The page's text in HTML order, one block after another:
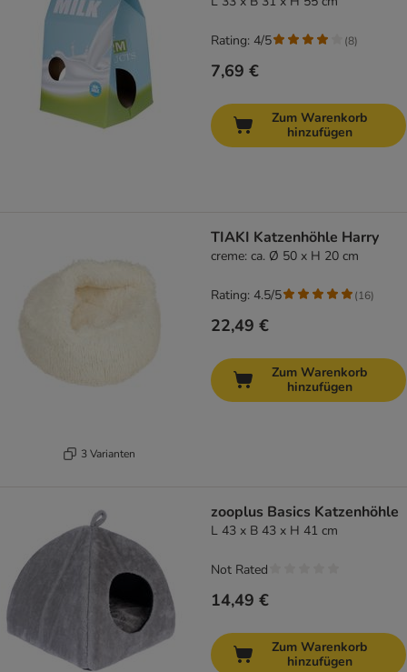
7,69 €
Rating: 4/5 (8)
Zum Warenkorb
hinzufügen
3 Varianten
TIAKI Katzenhöhle Harry
creme: ca. Ø 50 x H 20 cm
22,49 €
Rating: 4.5/5 (16)
Zum Warenkorb
hinzufügen
zooplus Basics Katzenhöhle
L 43 x B 43 x H 41 cm
14,49 €
Not Rated
Zum Warenkorb
hinzufügen